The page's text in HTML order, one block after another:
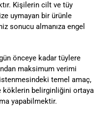
Kişilerin cilt ve tüy
uymayan bir ürünle
sonucu almanıza engel
önceye kadar tüylere
maksimum verimi
temel amaç,
köklerin belirginliğini ortaya
yapabilmektir.